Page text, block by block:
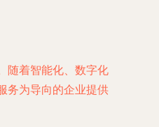
随着智能化、数字化
务为导向的企业提供